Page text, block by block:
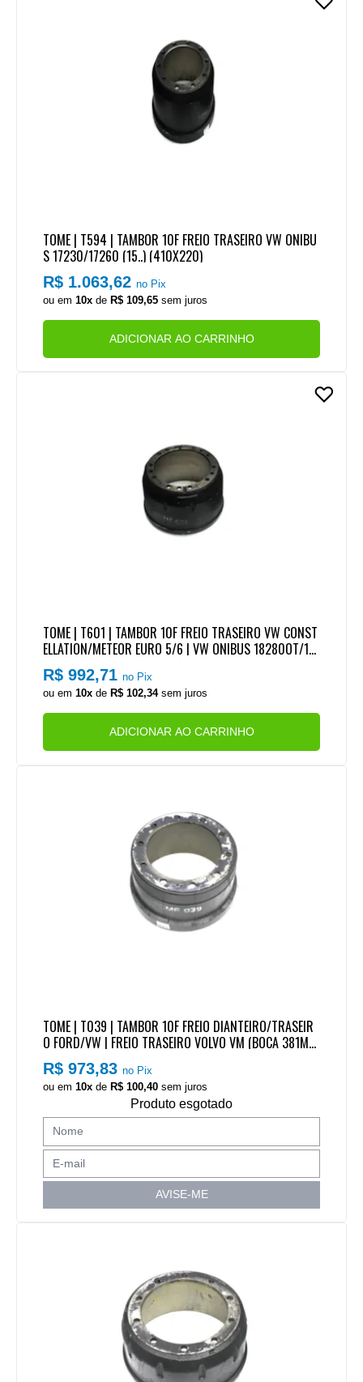
TOME | T594 | TAMBOR 10F FREIO TRASEIRO VW ONIBU
S 17230/17260 (15..) (410X220)
R$ 1.063,62no Pix
ou em10x de R$ 109,65 sem juros
ADICIONAR AO CARRINHO
TOME | T601 | TAMBOR 10F FREIO TRASEIRO VW CONST
ELLATION/METEOR EURO 5/6 | VW ONIBUS 18280OT/19
320OT EURO 5/6 | MAN TGX (2012..) (LONA MB188) (41
0X220)
R$ 992,71no Pix
ou em10x de R$ 102,34sem juros
ADICIONAR AO CARRINHO
TOME | T039 | TAMBOR 10F FREIO DIANTEIRO/TRASEIR
O FORD/VW | FREIO TRASEIRO VOLVO VM (BOCA 381MM
X ALTURA TOTAL 262MM) (T265/T702)
R$ 973,83no Pix
ou em10x de R$ 100,40 sem juros
Produto esgotado
AVISE-ME